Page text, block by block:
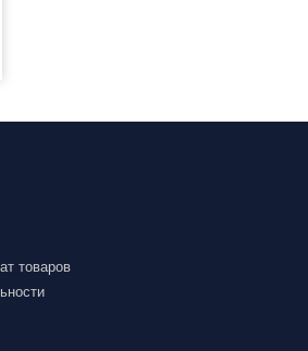
товаров